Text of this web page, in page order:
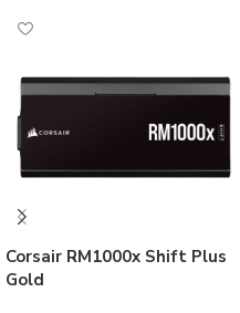
Corsair RM1000x Shift Plus
Gold